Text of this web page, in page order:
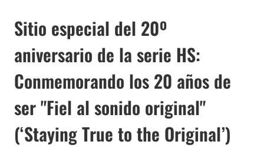
Sitio especial del 20º
aniversario de la serie HS:
Conmemorando los 20 años de
ser "Fiel al sonido original"
(‘Staying True to the Original’)